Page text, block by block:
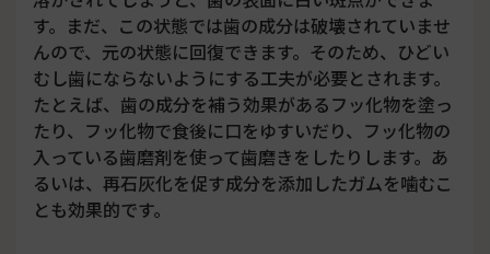
す。まだ、この状態では歯の成分は破壊されていませ
んので、元の状態に回復できます。そのため、ひどい
むし歯にならないようにする工夫が必要とされます。
たとえば、歯の成分を補う効果があるフッ化物を塗っ
たり、フッ化物で食後に口をゆすいだり、フッ化物の
入っている歯磨剤を使って歯磨きをしたりします。あ
るいは、再石灰化を促す成分を添加したガムを噛むこ
とも効果的です。